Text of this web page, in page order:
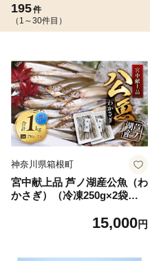
195件
（1～30件目）
神奈川県箱根町
宮中献上品 芦ノ湖産公魚（わ
かさぎ）（冷凍250g×2袋）×
15,000円